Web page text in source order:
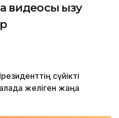
қызу
сүйікті
желіген жаңа